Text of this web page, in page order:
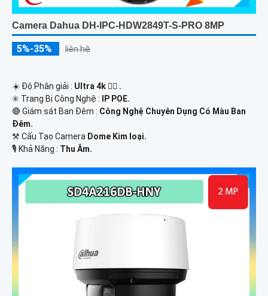
Camera Dahua DH-IPC-HDW2849T-S-PRO 8MP
5%-35% liên hệ
☀️ Độ Phân giải : Ultra 4k 👍🏾 .
✳️ Trang Bị Công Nghệ :
IP POE.
🔴 Giám sát Ban Đêm : Công Nghệ Chuyên Dụng Có Màu Ban
Ðêm.
⚒ Cấu Tạo Camera Dome Kim loại.
️🎙 Khả Năng : Thu Âm.